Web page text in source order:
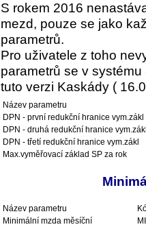
S rokem 2016
mezd, pouze se jako
parametrů.
Pro uživatele z toho
parametrů se v
tuto verzi Kaskády (
Název parametru
DPN - první redukční hranice vym.zákl
DPN - druhá redukční hranice
DPN - třetí redukční hranice vym.zákl
Max.vyměřovací základ SP za rok
Název parametru
Minimální mzda měsíční